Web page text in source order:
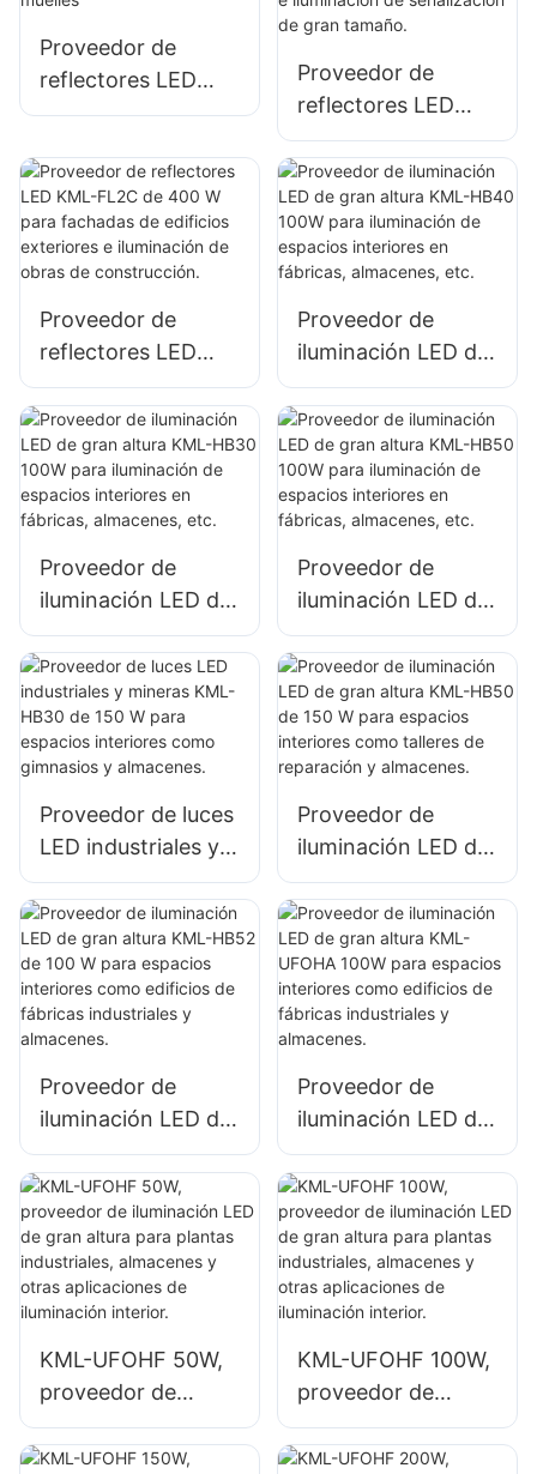
iluminación de
letreros grandes.
Proveedor de
reflectores LED
KML-FL05 de 300
de puertos y
muelles
Proveedor de
reflectores LED
KML-FL2C de 50 W
para vallas
publicitarias
exteriores e
iluminación de
gran tamaño.
Proveedor de
reflectores LED
KML-FL2C de 400
W para fachadas
de edificios
exteriores e
iluminación de
construcción.
Proveedor de
iluminación LED de
gran altura KML-
HB40 100W para
iluminación de
espacios interiores
en fábricas,
Proveedor de
iluminación LED de
gran altura KML-
HB30 100W para
iluminación de
espacios interiores
en fábricas,
Proveedor de
iluminación LED de
gran altura KML-
HB50 100W para
iluminación de
espacios interiores
en fábricas,
Proveedor de luces
LED industriales y
mineras KML-HB30
de 150 W para
espacios interiores
como gimnasios y
almacenes.
Proveedor de
iluminación LED de
gran altura KML-
HB50 de 150 W
para espacios
interiores como
talleres de
reparación y
almacenes.
Proveedor de
iluminación LED de
gran altura KML-
HB52 de 100 W
para espacios
interiores como
edificios de
fábricas
industriales y
almacenes.
Proveedor de
iluminación LED de
gran altura KML-
UFOHA 100W para
espacios interiores
como edificios de
fábricas
industriales y
almacenes.
KML-UFOHF 50W,
proveedor de
iluminación LED de
gran altura para
KML-UFOHF 100W,
proveedor de
iluminación LED de
gran altura para